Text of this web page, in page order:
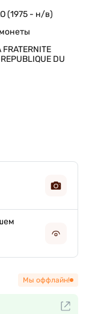
(1975 - н/в)
DU
Мы оффлайн!